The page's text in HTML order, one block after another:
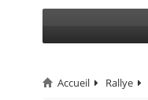
CIRCUIT
Accueil Rallye